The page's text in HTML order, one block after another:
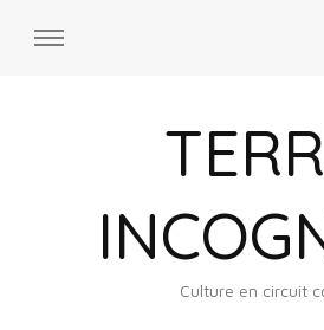
Culture en circuit